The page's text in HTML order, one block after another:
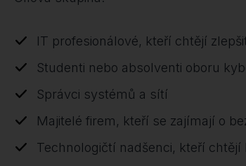
IT profesionálové, kteří chtějí
Studenti nebo absolventi oboru
Správci systémů a sítí
Majitelé firem, kteří se zajímají o
Technologičtí nadšenci, kteří chtějí